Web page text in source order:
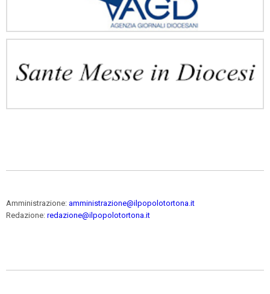
Amministrazione: amministrazione@ilpopolotortona.it
Redazione: redazione@ilpopolotortona.it